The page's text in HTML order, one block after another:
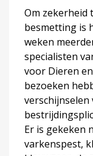
Om zekerheid
besmetting is
weken
specialisten
voor Dieren
bezoeken
Er is gekeken
varkenspest,